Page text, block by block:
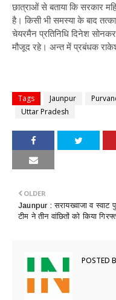
छात्राओं से बताया कि सरकार
है। किसी भी समस्या के बाद
चेयरमैन प्रतिनिधि दिनेश
मौजूद रहे। अन्त में प्रबंधक
Tags Jaunpur
Uttar Pradesh
OLDER
Jaunpur : ​सरायख्वाजा व स्वाट
टीम ने तीन वांछितों को किया
POSTED